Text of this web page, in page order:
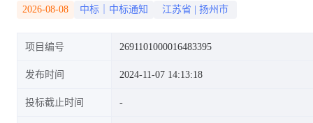
2026-08-08 中标｜中标通知 江苏省 扬州市
项目编号 2691101000016483395
发布时间 2024-11-07 14:13:18
投标截止时间